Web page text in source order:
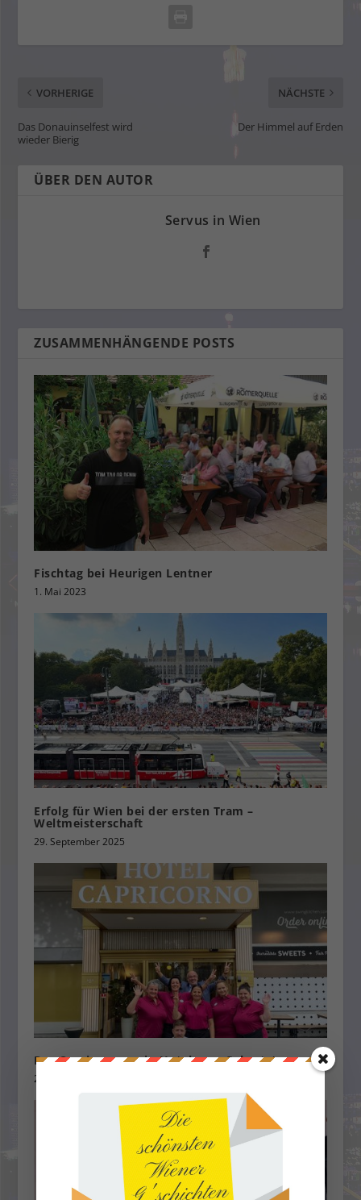
VORHERIGE
Das Donauinselfest wird
wieder Bierig
NÄCHSTE
Der Himmel auf Erden
ÜBER DEN AUTOR
Servus in Wien
ZUSAMMENHÄNGENDE POSTS
Fischtag bei Heurigen Lentner
1. Mai 2023
Erfolg für Wien bei der ersten Tram –
Weltmeisterschaft
29. September 2025
Das Capricorno – ein Hotel zum Geburtstag
29. Juli 2022